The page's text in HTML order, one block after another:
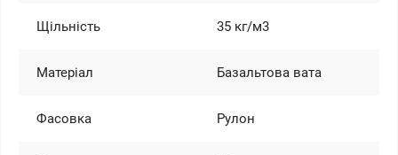
Щільність 35 кг/м3
Матеріал Базальтова вата
Фасовка Рулон